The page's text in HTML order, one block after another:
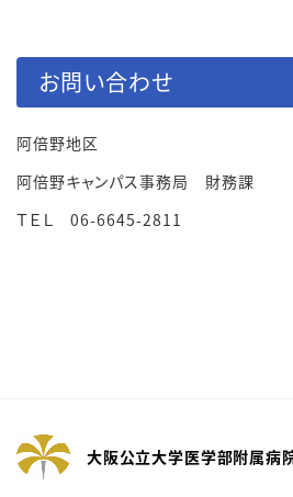
お問い合わせ
阿倍野地区
阿倍野キャンパス事務局 財務課
ＴＥＬ 06-6645-2811
大阪公立大学医学部附属病